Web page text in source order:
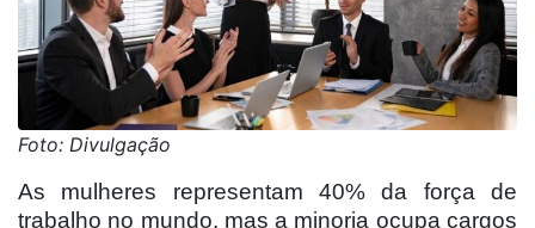
Foto: Divulgação
As mulheres representam 40% da força de
trabalho no mundo, mas a minoria ocupa cargos